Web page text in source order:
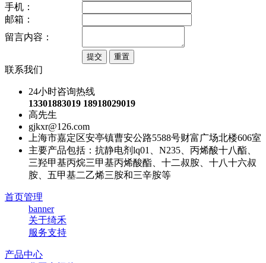
手机：
邮箱：
留言内容：
联系我们
24小时咨询热线
13301883019 18918029019
高先生
gjkxr@126.com
上海市嘉定区安亭镇曹安公路5588号财富广场北楼606室
主要产品包括：抗静电剂lq01、N235、丙烯酸十八酯、
三羟甲基丙烷三甲基丙烯酸酯、十二叔胺、十八十六叔
胺、五甲基二乙烯三胺和三辛胺等
首页管理
banner
关于绮禾
服务支持
产品中心